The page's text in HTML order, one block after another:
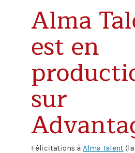
Alma
est en
sur
Félicitations à Alma Talent